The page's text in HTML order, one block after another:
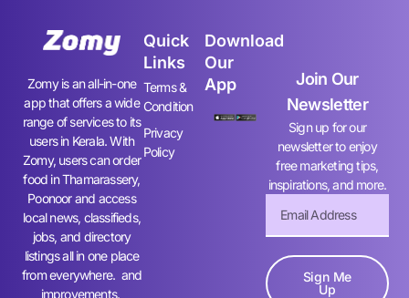
Zomy is an all-in-one
app that offers a wide
range of services to its
users in Kerala. With
Zomy, users can order
food in Thamarassery,
Poonoor and access
local news, classifieds,
jobs, and directory
listings all in one place
from everywhere. and
improvements.
Quick
Links
Terms &
Condition
Privacy
Policy
Download
Our
App
Join Our
Newsletter
Sign up for our
newsletter to enjoy
free marketing tips,
inspirations, and more.
Sign Me
Up